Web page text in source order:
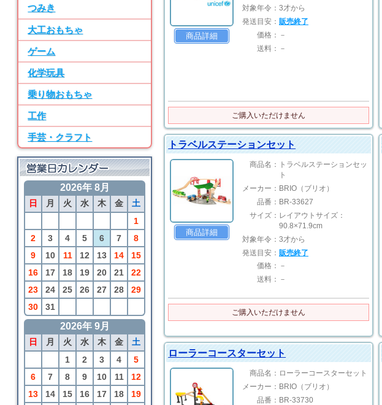
7位
BRIO
50ピース追加レールセ
ット
8位
SayWoodwork
SWM-2 ままごとキッ
チン パーツ・水道
9位
BRIO
アニマルファームセッ
ト
10位
BRIO
つみき
大工おもちゃ
ゲーム
化学玩具
乗り物おもちゃ
工作
手芸・クラフト
2026年 8月
日 月 火 水 木 金
土
1
2
3 4 5 6 7
8
9
10 11 12 13 14
15
16
17 18 19 20 21
22
23
24 25 26 27 28
29
30
31
2026年 9月
日 月 火 水 木 金
土
1
2 3 4
5
6
7 8 9 10 11
12
13
14 15 16 17 18
19
商品詳細
対象年令： 3才から
発送目安： 販売終了
価格： －
送料： －
ご購入いただけません
トラベルステーションセット
商品詳細
商品名：
トラベルステーションセッ
ト
メーカー： BRIO（ブリオ）
品番： BR-33627
サイズ： レイアウトサイズ：
90.8×71.9cm
対象年令： 3才から
発送目安： 販売終了
価格： －
送料： －
ご購入いただけません
ローラーコースターセット
商品名： ローラーコースターセット
メーカー： BRIO（ブリオ）
品番： BR-33730